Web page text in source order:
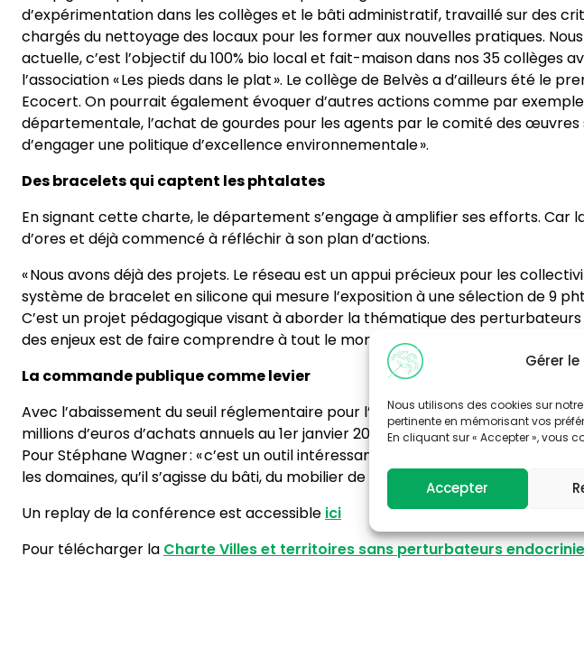
Gérer
Nous utilisons des cookies sur
pertinente en mémorisant vos
En cliquant sur « Accepter », vous
Accepter
d’expérimentation dans les collèges et le bâti administratif, travaillé sur des
chargés du nettoyage des locaux pour les former aux nouvelles pratiques.
actuelle, c’est l’objectif du 100% bio local et fait-maison dans nos 35
l’association « Les pieds dans le plat ». Le collège de Belvès a d’ailleurs été
Ecocert. On pourrait également évoquer d’autres actions comme par
départementale, l’achat de gourdes pour les agents par le comité des
d’engager une politique d’excellence environnementale ».
Des bracelets qui captent les phtalates
En signant cette charte, le département s’engage à amplifier ses efforts.
d’ores et déjà commencé à réfléchir à son plan d’actions.
« Nous avons déjà des projets. Le réseau est un appui précieux pour les
système de bracelet en silicone qui mesure l’exposition à une sélection de 9
C’est un projet pédagogique visant à aborder la thématique des
des enjeux est de faire comprendre à tout le monde l’importance de cette
La commande publique comme levier
Avec l’abaissement du seuil réglementaire pour l’adoption de schémas de
millions d’euros d’achats annuels au 1erjanvier 2023, le département de la
Pour Stéphane Wagner : « c’est un outil intéressant qui va nous permettre
les domaines, qu’il s’agisse du bâti, du mobilier de bureau… »
Un replay de la conférence est accessible ici
Pour télécharger la Charte Villes et territoires sans perturbateurs